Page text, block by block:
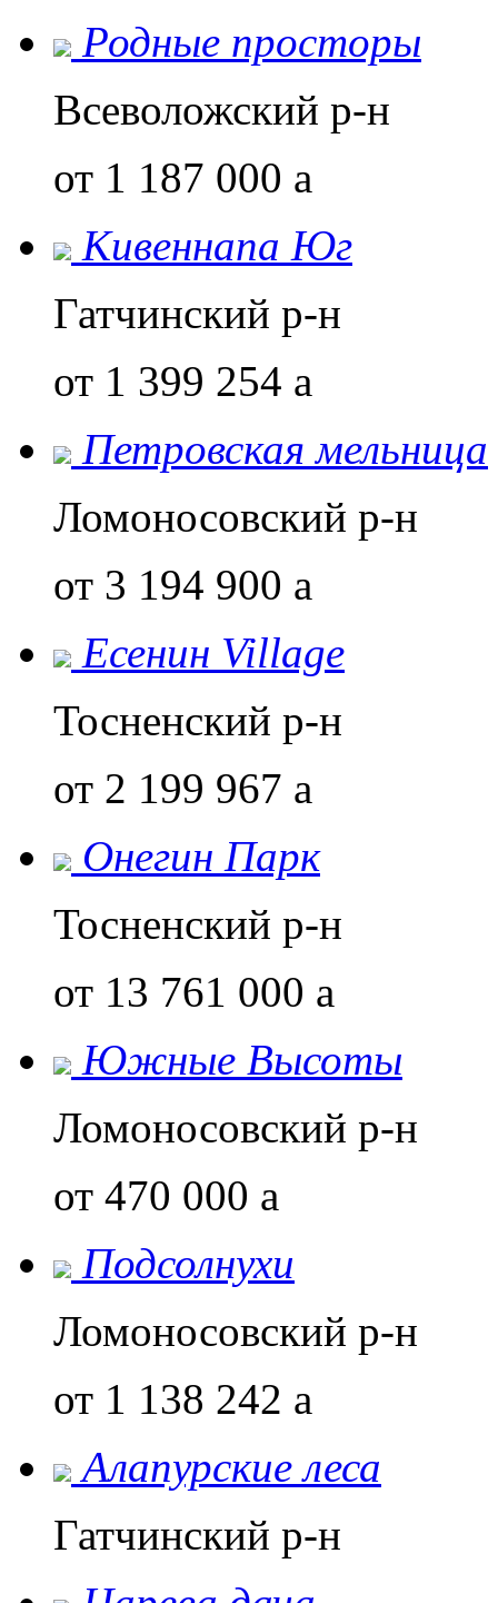
Родные просторы
Всеволожский р-н
от 1 187 000 a
Кивеннапа Юг
Гатчинский р-н
от 1 399 254 a
Петровская мельница
Ломоносовский р-н
от 3 194 900 a
Есенин Village
Тосненский р-н
от 2 199 967 a
Онегин Парк
Тосненский р-н
от 13 761 000 a
Южные Высоты
Ломоносовский р-н
от 470 000 a
Подсолнухи
Ломоносовский р-н
от 1 138 242 a
Алапурские леса
Гатчинский р-н